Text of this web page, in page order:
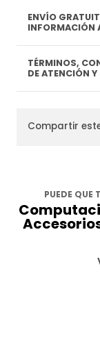
ENVÍO
INFORMACIÓN
TÉRMINOS,
DE ATENCIÓN
Compartir
PUEDE QUE